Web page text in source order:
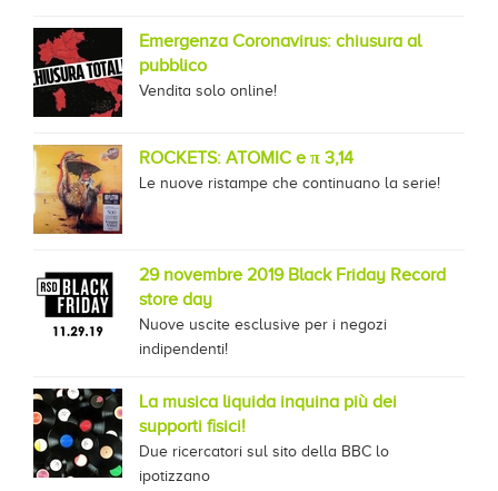
Emergenza Coronavirus: chiusura al
pubblico
Vendita solo online!
ROCKETS: ATOMIC e π 3,14
Le nuove ristampe che continuano la serie!
29 novembre 2019 Black Friday Record
store day
Nuove uscite esclusive per i negozi
indipendenti!
La musica liquida inquina più dei
supporti fisici!
Due ricercatori sul sito della BBC lo
ipotizzano